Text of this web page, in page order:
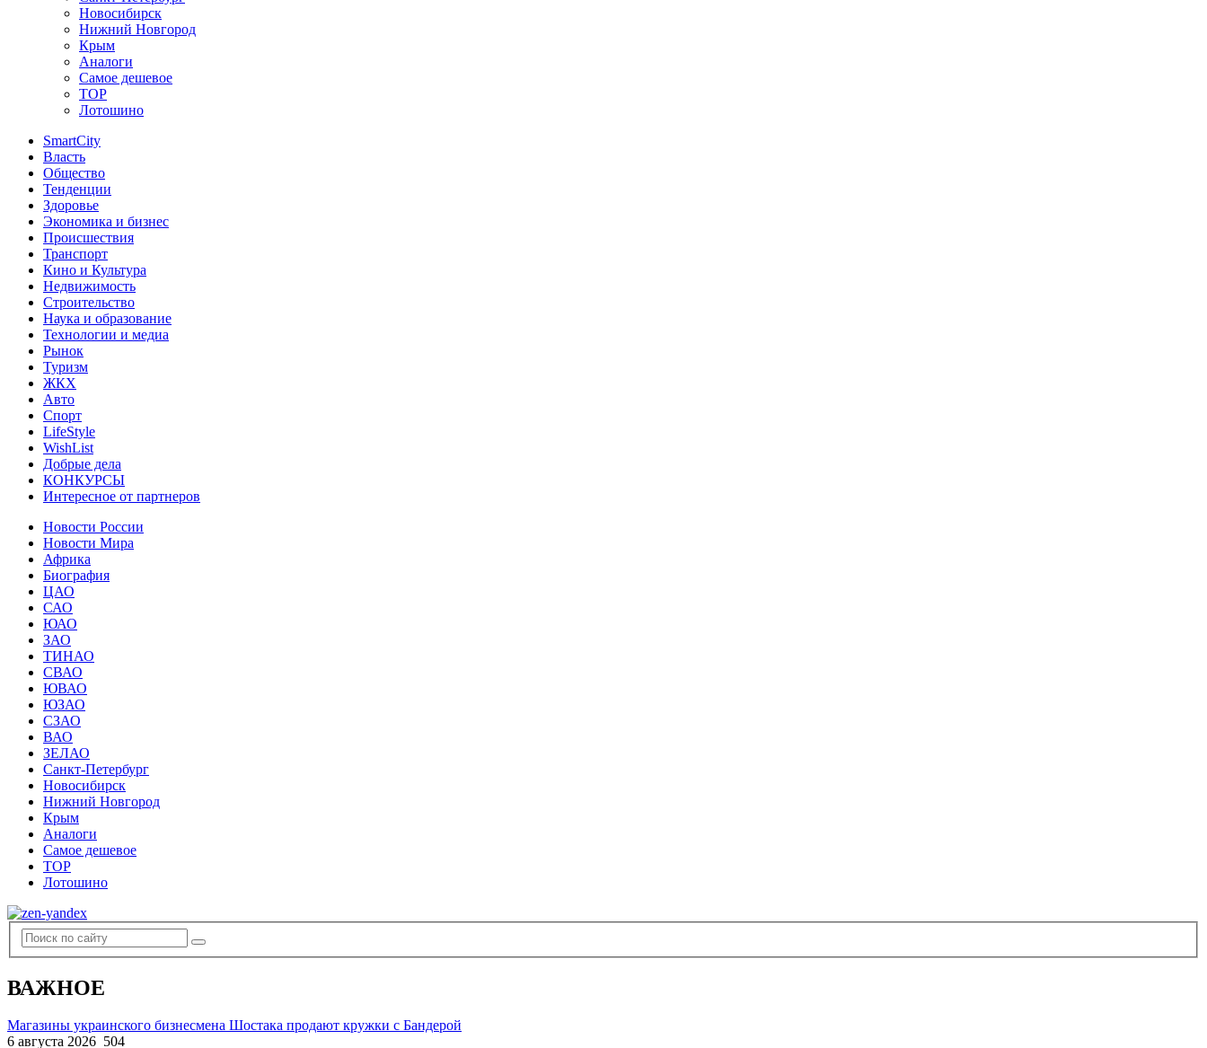
Новосибирск
Нижний Новгород
Крым
Аналоги
Самое дешевое
TOP
Лотошино
SmartCity
Власть
Общество
Тенденции
Здоровье
Экономика и бизнес
Происшествия
Транспорт
Кино и Культура
Недвижимость
Строительство
Наука и образование
Технологии и медиа
Рынок
Туризм
ЖКХ
Авто
Спорт
LifeStyle
WishList
Добрые дела
КОНКУРСЫ
Интересное от партнеров
Новости России
Новости Мира
Африка
Биография
ЦАО
САО
ЮАО
ЗАО
ТИНАО
СВАО
ЮВАО
ЮЗАО
СЗАО
ВАО
ЗЕЛАО
Санкт-Петербург
Новосибирск
Нижний Новгород
Крым
Аналоги
Самое дешевое
TOP
Лотошино
ВАЖНОЕ
Магазины украинского бизнесмена Шостака продают кружки с Бандерой
6 августа 2026 504